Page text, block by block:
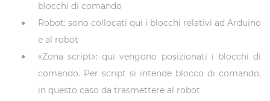
blocchi di comando
Robot: sono collocati qui i blocchi relativi ad Arduino
e al robot
«Zona script»: qui vengono posizionati i blocchi di
comando. Per script si intende blocco di comando,
in questo caso da trasmettere al robot